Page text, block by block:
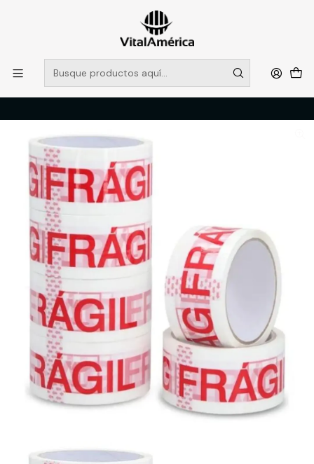
POR SISTEMA FRONTAL SOLO RETIROS EN TIENDA, DESDE
MUCHAS GRACIAS +569 5956 2237
Leer más
Inicio Catálogo FERRETERIA
EMBALAJES
CINTA DE EMBALAJE FRAGIL 48MM 40M